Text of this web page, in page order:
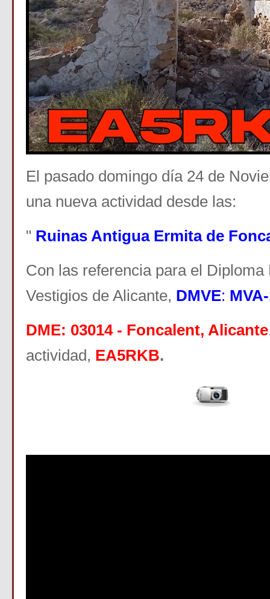
El pasado domingo día 24 de
una nueva actividad desde las:
" Ruinas Antigua Ermita de
Con las referencia para el Diploma
Vestigios de Alicante, DMVE:
DME: 03014 - Foncalent, Alicante
actividad, EA5RKB.